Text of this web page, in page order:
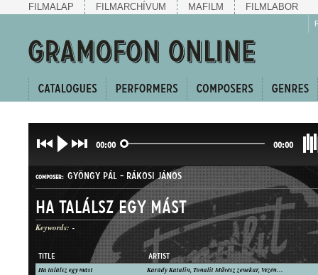
FILMALAP FILMARCHÍVUM MAFILM FILMLABOR
00:00 00:00
COMPOSER: GYÖNGY PÁL - RÁKOSI JÁNOS
Ha találsz egy mást
Keywords: -
TITLE ARTIST
Ha találsz egy mást
Karády Katalin, Tonalit Művész zenekar, Vezényel: Polgár Tibor